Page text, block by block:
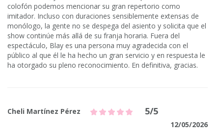
colofón podemos mencionar su gran repertorio como
imitador. Incluso con duraciones sensiblemente extensas de
monólogo, la gente no se despega del asiento y solicita que el
show continúe más allá de su franja horaria. Fuera del
espectáculo, Blay es una persona muy agradecida con el
público al que él le ha hecho un gran servicio y en respuesta le
ha otorgado su pleno reconocimiento. En definitiva, gracias.
Cheli Martínez Pérez 5/5
12/05/2026